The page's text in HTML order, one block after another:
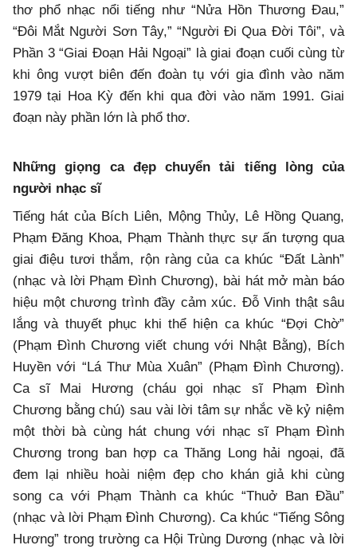
thơ phổ nhạc nổi tiếng như “Nửa Hồn Thương Đau,”
“Đôi Mắt Người Sơn Tây,” “Người Đi Qua Đời Tôi”, và
Phần 3 “Giai Đoạn Hải Ngoại” là giai đoạn cuối cùng từ
khi ông vượt biên đến đoàn tụ với gia đình vào năm
1979 tại Hoa Kỳ đến khi qua đời vào năm 1991. Giai
đoạn này phần lớn là phổ thơ.
Những giọng ca đẹp chuyển tải tiếng lòng của
người nhạc sĩ
Tiếng hát của Bích Liên, Mộng Thủy, Lê Hồng Quang,
Phạm Đăng Khoa, Phạm Thành thực sự ấn tượng qua
giai điệu tươi thắm, rộn ràng của ca khúc “Đất Lành”
(nhạc và lời Phạm Đình Chương), bài hát mở màn báo
hiệu một chương trình đầy cảm xúc. Đỗ Vinh thật sâu
lắng và thuyết phục khi thể hiện ca khúc “Đợi Chờ”
(Phạm Đình Chương viết chung với Nhật Bằng), Bích
Huyền với “Lá Thư Mùa Xuân” (Phạm Đình Chương).
Ca sĩ Mai Hương (cháu gọi nhạc sĩ Phạm Đình
Chương bằng chú) sau vài lời tâm sự nhắc về kỷ niệm
một thời bà cùng hát chung với nhạc sĩ Phạm Đình
Chương trong ban hợp ca Thăng Long hải ngoại, đã
đem lại nhiều hoài niệm đẹp cho khán giả khi cùng
song ca với Phạm Thành ca khúc “Thuở Ban Đầu”
(nhạc và lời Phạm Đình Chương). Ca khúc “Tiếng Sông
Hương” trong trường ca Hội Trùng Dương (nhạc và lời